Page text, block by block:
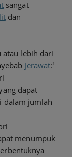
sangat
dan
atau lebih dari
Jerawat:1
dapat
dalam jumlah
menumpuk